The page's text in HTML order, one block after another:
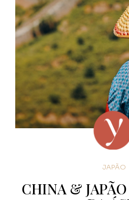
JAPÃO
CHINA &